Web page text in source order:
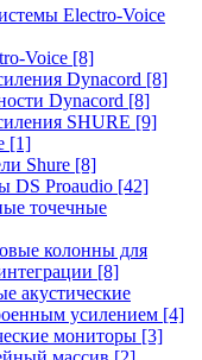
Electro-Voice
Voice [8]
Dynacord [8]
Dynacord [8]
SHURE [9]
[1]
Shure [8]
DS Proaudio [42]
точечные
колонны для
[8]
акустические
усилением [4]
мониторы [3]